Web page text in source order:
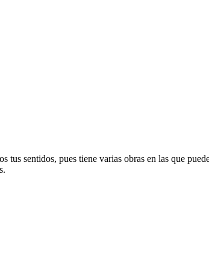
tus sentidos, pues tiene varias obras en las que